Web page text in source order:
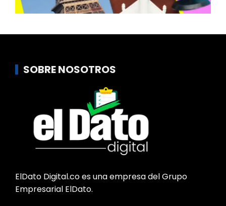
SOBRE NOSOTROS
ElDato Digital.co es una empresa del Grupo
Empresarial ElDato.